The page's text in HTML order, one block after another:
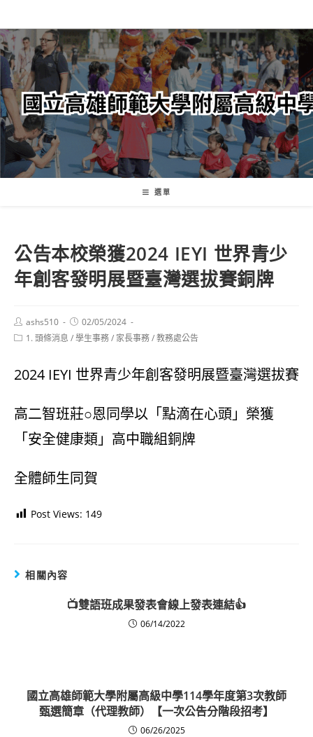
轉
至
主
內
容
選單
公告本校榮獲2024 IEYI 世界青少
年創客發明展暨臺灣選拔賽銅牌
Post
author:
ashs510
Post
published:
02/05/2024
Post1. 頭條消息 /學生事務/ 家長事務/教務處公告
2024 IEYI 世界青少年創客發明展暨臺灣選拔賽
高二智班莊○恩同學以「點滴在心頭」榮獲
「安全健康類」高中職組銅牌
全體師生同賀
Post Views: 149
相關內容
📺雙語班成果發表會線上發表連結👍
06/14/2022
國立高雄師範大學附屬高級中學114學年度第3次教師
甄選簡章（代理教師）【一次公告分階段招考】
06/26/2025